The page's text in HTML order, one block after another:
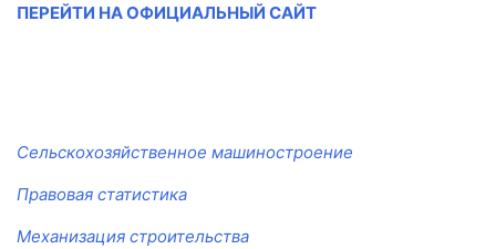
ПЕРЕЙТИ НА ОФИЦИАЛЬНЫЙ САЙТ
Сельскохозяйственное машиностроение
Правовая статистика
Механизация строительства